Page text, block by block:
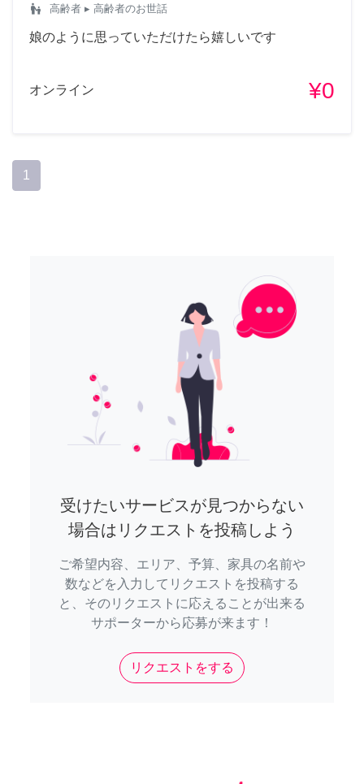
escalator_warning 高齢者 ▸ 高齢者のお世話
娘のように思っていただけたら嬉しいです
オンライン ¥0
1
受けたいサービスが見つからない
場合はリクエストを投稿しよう
ご希望内容、エリア、予算、家具の名前や
数などを入力してリクエストを投稿する
と、そのリクエストに応えることが出来る
サポーターから応募が来ます！
リクエストをする